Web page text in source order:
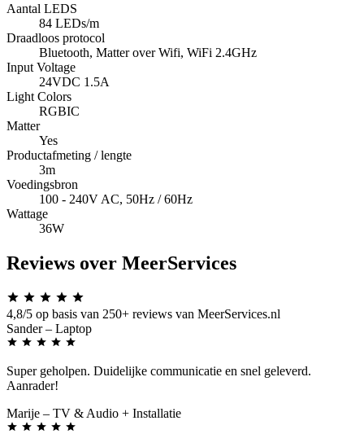
Aantal LEDS
84 LEDs/m
Draadloos protocol
Bluetooth, Matter over Wifi, WiFi 2.4GHz
Input Voltage
24VDC 1.5A
Light Colors
RGBIC
Matter
Yes
Productafmeting / lengte
3m
Voedingsbron
100 - 240V AC, 50Hz / 60Hz
Wattage
36W
Reviews over MeerServices
4,8/5 op basis van 250+ reviews van MeerServices.nl
Sander – Laptop
Super geholpen. Duidelijke communicatie en snel geleverd.
Aanrader!
Marije – TV & Audio + Installatie